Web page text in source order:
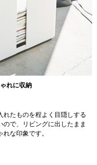
れに収納
れたものを程よく目隠しする
で、リビングに出したまま
な印象です。